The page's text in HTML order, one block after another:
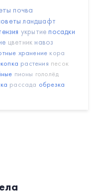
почва
ландшафт
укрытие посадки
цветник навоз
хранение кора
растения песок
пионы гололёд
рассада обрезка